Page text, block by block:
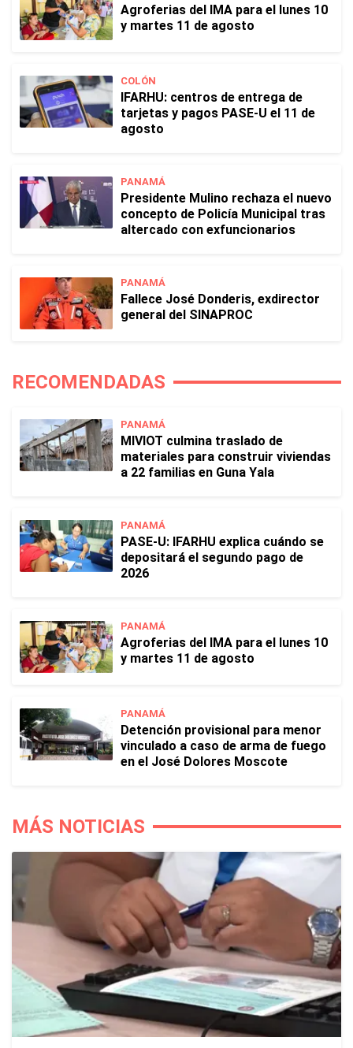
Agroferias del IMA para el lunes 10
y martes 11 de agosto
COLÓN
IFARHU: centros de entrega de
tarjetas y pagos PASE-U el 11 de
agosto
PANAMÁ
Presidente Mulino rechaza el nuevo
concepto de Policía Municipal tras
altercado con exfuncionarios
PANAMÁ
Fallece José Donderis, exdirector
general del SINAPROC
RECOMENDADAS
PANAMÁ
MIVIOT culmina traslado de
materiales para construir viviendas
a 22 familias en Guna Yala
PANAMÁ
PASE-U: IFARHU explica cuándo se
depositará el segundo pago de
2026
PANAMÁ
Agroferias del IMA para el lunes 10
y martes 11 de agosto
PANAMÁ
Detención provisional para menor
vinculado a caso de arma de fuego
en el José Dolores Moscote
MÁS NOTICIAS